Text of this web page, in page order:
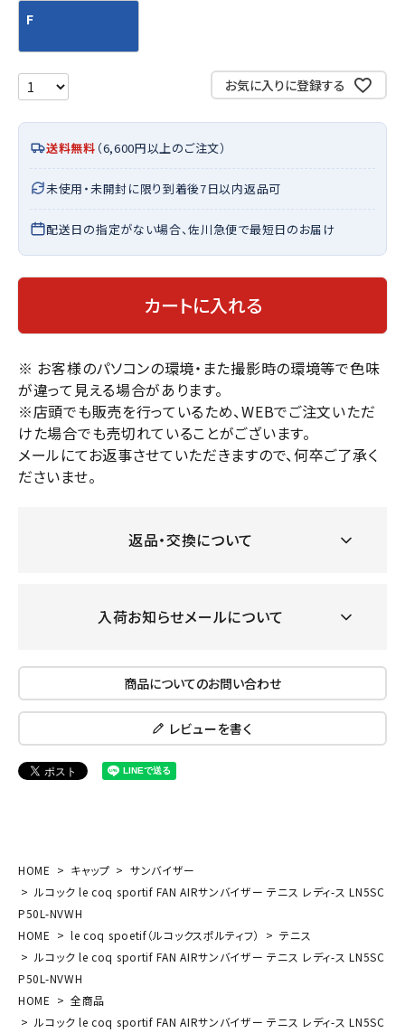
F
お気に入りに登録する
送料無料 （6,600円以上のご注文）
未使用・未開封に限り到着後7日以内返品可
配送日の指定がない場合、佐川急便で最短日のお届け
カートに入れる
※ お客様のパソコンの環境・また撮影時の環境等で色味
が違って見える場合があります。
※店頭でも販売を行っているため、WEBでご注文いただ
けた場合でも売切れていることがございます。
メールにてお返事させていただきますので、何卒ご了承く
ださいませ。
返品・交換について
入荷お知らせメールについて
商品についてのお問い合わせ
レビューを書く
HOME キャップ
サンバイザー
ルコック le coq sportif FAN AIRサンバイザー テニス レディ-ス LN5SC
P50L-NVWH
HOME
le coq spoetif（ルコックスポルティフ）
テニス
ルコック le coq sportif FAN AIRサンバイザー テニス レディ-ス LN5SC
P50L-NVWH
HOME
全商品
ルコック le coq sportif FAN AIRサンバイザー テニス レディ-ス LN5SC